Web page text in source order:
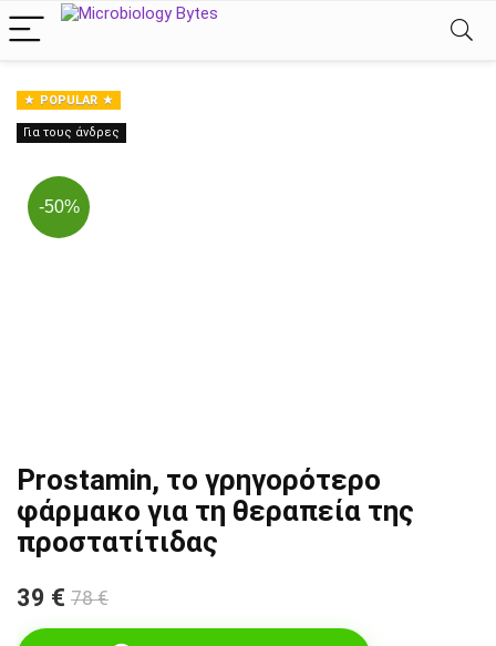
POPULAR
Για τους άνδρες
-50%
Prostamin, το γρηγορότερο
φάρμακο για τη θεραπεία της
προστατίτιδας
39 € 78 €